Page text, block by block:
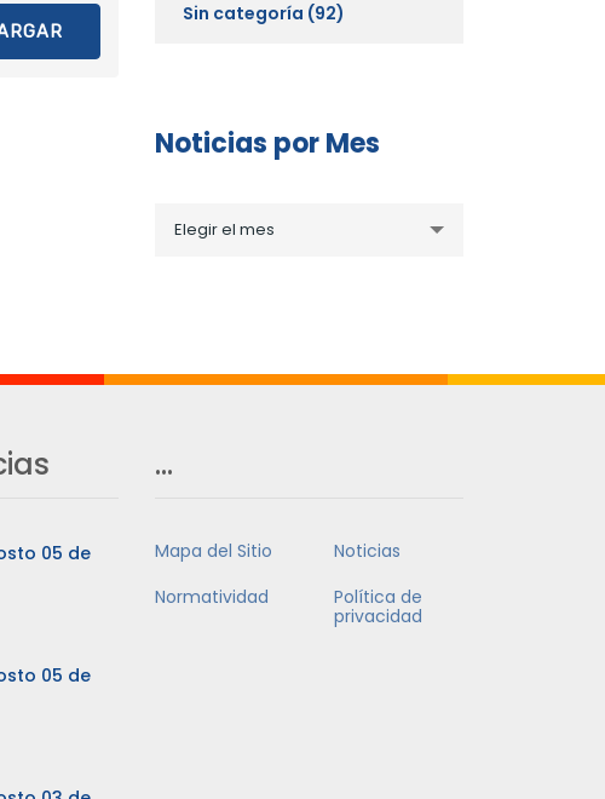
Sin categoría (92)
Noticias por Mes
porElegir el mes
05 de
05 de
…
Mapa del Sitio
Noticias
Normatividad
Política de
privacidad